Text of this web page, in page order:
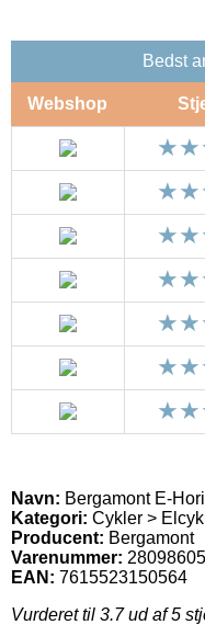
Bedst
Webshop
Navn: Bergamont E-
Kategori: Cykler >
Producent: Bergamont
Varenummer:
EAN: 7615523150564
Vurderet til 3.7ud af 5